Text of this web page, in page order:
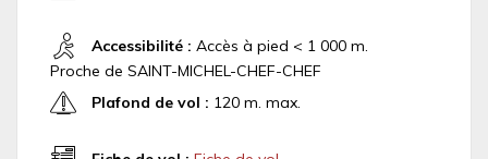
Accessibilité : Accès à pied < 1 000 m.
Proche de SAINT-MICHEL-CHEF-CHEF
Plafond de vol : 120 m. max.